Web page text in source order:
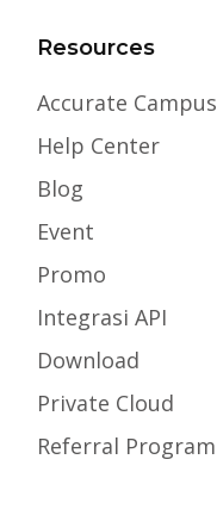
Resources
Accurate Campus
Help Center
Blog
Event
Promo
Integrasi API
Download
Private Cloud
Referral Program